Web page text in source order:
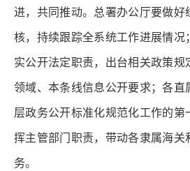
进，共同推动。总署办公厅要做好
核，持续跟踪全系统工作进展情况
实公开法定职责，出台相关政策规
领域、本条线信息公开要求；各直
层政务公开标准化规范化工作的第
挥主管部门职责，带动各隶属海关
务。